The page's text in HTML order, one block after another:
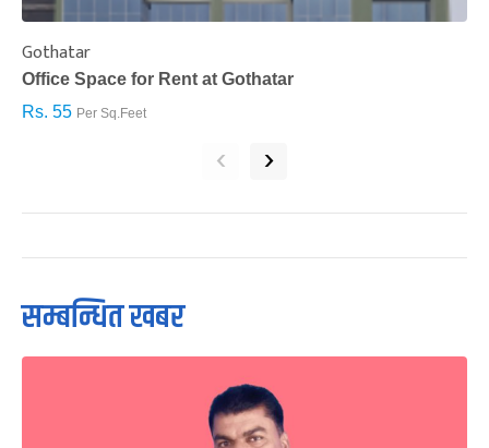
Gothatar
Office Space for Rent at Gothatar
Rs. 55 Per Sq.Feet
‹ ›
सम्बन्धित खबर